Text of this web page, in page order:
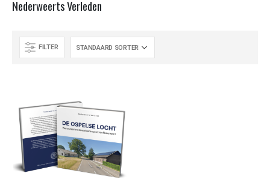
Nederweerts Verleden
FILTER